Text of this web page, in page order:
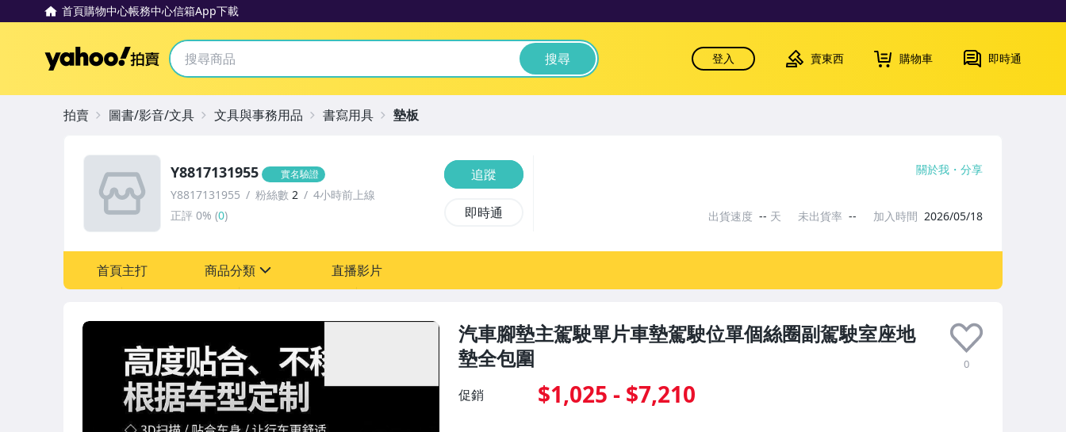
首頁購物中心帳務中心信箱App下載
Yahoo拍賣 搜尋 登入 賣東西 購物車 即時通
汽車腳墊主駕駛單片車墊駕駛位單個絲圈副駕駛室座地
墊全包圍
0
促銷 $1,025 - $7,210
Y8817131955 實名驗證
Y8817131955 粉絲數 2
4小時前上線
正評 0% (0)
追蹤
即時通
關於我 分享
出貨速度 -- 天 未出貨率 -- 加入時間 2026/05/18
首頁主打 商品分類
圖書/影音/文具
古董、藝術與礦石
直播影片
拍賣 圖書/影音/文具 文具與事務用品 書寫用具 墊板